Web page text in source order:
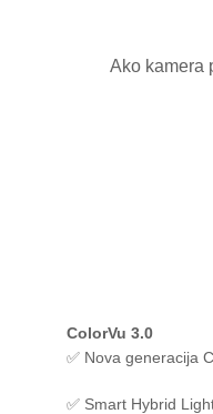
Ako kamera
ColorVu 3.0
✅ Nova generacija
✅ Smart Hybrid